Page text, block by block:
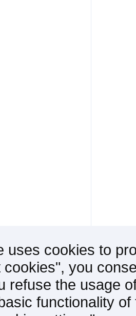
uses cookies to
you
refuse the usage
functionality